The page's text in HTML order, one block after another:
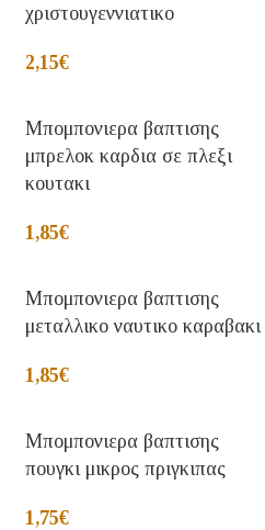
χριστουγεννιατικο
2,15€
Μπομπονιερα βαπτισης
μπρελοκ καρδια σε πλεξι
κουτακι
1,85€
Μπομπονιερα βαπτισης
μεταλλικο ναυτικο καραβακι
1,85€
Μπομπονιερα βαπτισης
πουγκι μικρος πριγκιπας
1,75€